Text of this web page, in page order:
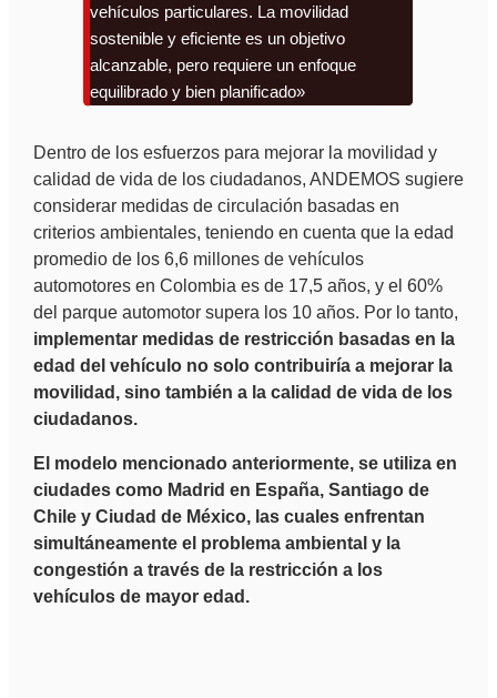
vehículos particulares. La movilidad
sostenible y eficiente es un objetivo
alcanzable, pero requiere un enfoque
equilibrado y bien planificado»
Dentro de los esfuerzos para mejorar la movilidad y
calidad de vida de los ciudadanos, ANDEMOS sugiere
considerar medidas de circulación basadas en
criterios ambientales, teniendo en cuenta que la edad
promedio de los 6,6 millones de vehículos
automotores en Colombia es de 17,5 años, y el 60%
del parque automotor supera los 10 años. Por lo tanto,
implementar medidas de restricción basadas en la
edad del vehículo no solo contribuiría a mejorar la
movilidad, sino también a la calidad de vida de los
ciudadanos.
El modelo mencionado anteriormente, se utiliza en
ciudades como Madrid en España, Santiago de
Chile y Ciudad de México, las cuales enfrentan
simultáneamente el problema ambiental y la
congestión a través de la restricción a los
vehículos de mayor edad.